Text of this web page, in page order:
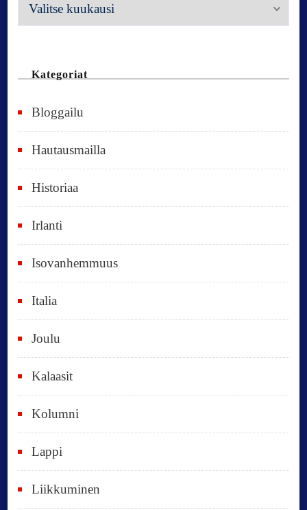
e
e
v
u
o
e
t
,
i
k
i
p
ä
Kategoriat
Bloggailu
Hautausmailla
Historiaa
Irlanti
Isovanhemmuus
Italia
Joulu
Kalaasit
Kolumni
Lappi
Liikkuminen